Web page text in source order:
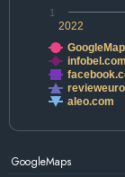
2022
1
infobel.com
aleo.com
GoogleMaps